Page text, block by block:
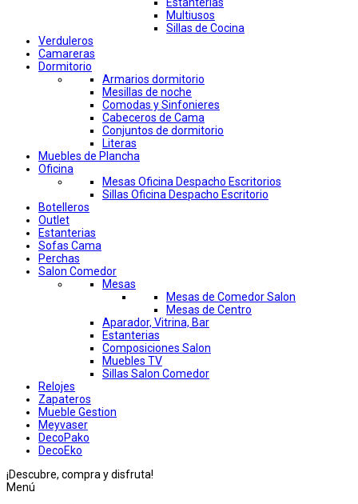
Estanterias
Multiusos
Sillas de Cocina
Verduleros
Camareras
Dormitorio
Armarios dormitorio
Mesillas de noche
Comodas y Sinfonieres
Cabeceros de Cama
Conjuntos de dormitorio
Literas
Muebles de Plancha
Oficina
Mesas Oficina Despacho Escritorios
Sillas Oficina Despacho Escritorio
Botelleros
Outlet
Estanterias
Sofas Cama
Perchas
Salon Comedor
Mesas
Mesas de Comedor Salon
Mesas de Centro
Aparador, Vitrina, Bar
Estanterias
Composiciones Salon
Muebles TV
Sillas Salon Comedor
Relojes
Zapateros
Mueble Gestion
Meyvaser
DecoPako
DecoEko
¡Descubre, compra y disfruta!
Menú